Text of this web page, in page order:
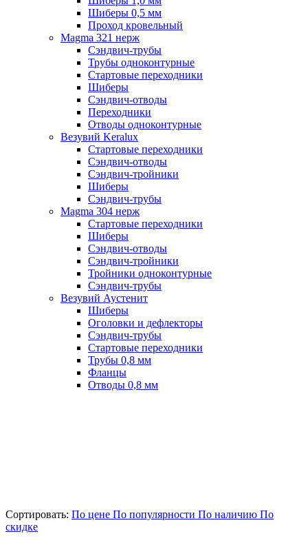
Шиберы 0,5 мм
Проход кровельный
Magma 321 нерж
Сэндвич-трубы
Трубы одноконтурные
Стартовые переходники
Шиберы
Сэндвич-отводы
Переходники
Отводы одноконтурные
Везувий Keralux
Стартовые переходники
Сэндвич-отводы
Сэндвич-тройники
Шиберы
Сэндвич-трубы
Magma 304 нерж
Стартовые переходники
Шиберы
Сэндвич-отводы
Сэндвич-тройники
Тройники одноконтурные
Сэндвич-трубы
Везувий Аустенит
Шиберы
Оголовки и дефлекторы
Сэндвич-трубы
Стартовые переходники
Трубы 0,8 мм
Фланцы
Отводы 0,8 мм
Сортировать: По цене По популярности По наличию По
скидке